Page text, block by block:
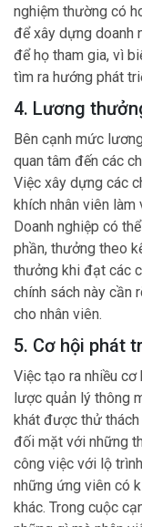
nghiệm thường có
để xây dựng doanh
để họ tham gia, vì
tìm ra hướng phát
4. Lương
Bên cạnh mức
quan tâm đến các
Việc xây dựng các
khích nhân viên làm
Doanh nghiệp có
phần, thưởng theo
thưởng khi đạt các
chính sách này cần
cho nhân viên.
5. Cơ hội phát
Việc tạo ra nhiều cơ
lược quản lý thông
khát được thử thách
đối mặt với những
công việc với lộ
những ứng viên có
khác. Trong cuộc